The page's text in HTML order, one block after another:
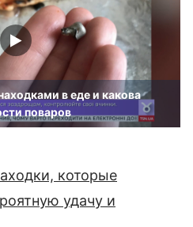
в еде и какова
поваров
которые
удачу и